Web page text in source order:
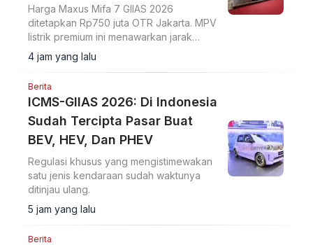
Harga Maxus Mifa 7 GIIAS 2026
ditetapkan Rp750 juta OTR Jakarta. MPV
listrik premium ini menawarkan jarak
tempuh 570 km dan ADAS Level 2+.
4 jam yang lalu
Berita
ICMS-GIIAS 2026: Di Indonesia
Sudah Tercipta Pasar Buat
BEV, HEV, Dan PHEV
Regulasi khusus yang mengistimewakan
satu jenis kendaraan sudah waktunya
ditinjau ulang.
5 jam yang lalu
Berita